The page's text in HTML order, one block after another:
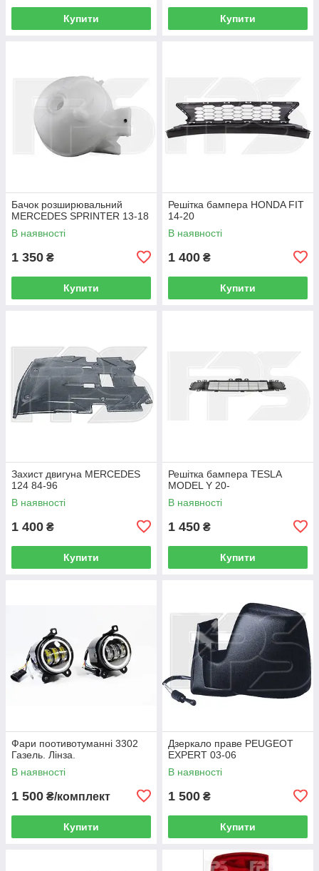
Купити Купити
Бачок розширювальний
MERCEDES SPRINTER 13-18
В наявності
1 350 ₴
Купити
Решітка бампера HONDA FIT
14-20
В наявності
1 400 ₴
Купити
Захист двигуна MERCEDES
124 84-96
В наявності
1 400 ₴
Купити
Решітка бампера TESLA
MODEL Y 20-
В наявності
1 450 ₴
Купити
Фари поотивотуманні 3302
Газель. Лінза.
В наявності
1 500 ₴/комплект
Купити
Дзеркало праве PEUGEOT
EXPERT 03-06
В наявності
1 500 ₴
Купити